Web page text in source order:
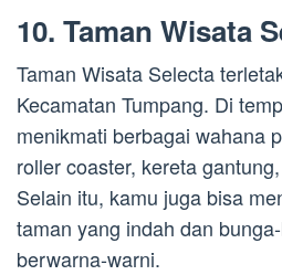
10. Taman Wisata
Taman Wisata Selecta
Kecamatan Tumpang. Di
menikmati berbagai wahana
roller coaster, kereta
Selain itu, kamu juga bisa
taman yang indah dan
berwarna-warni.